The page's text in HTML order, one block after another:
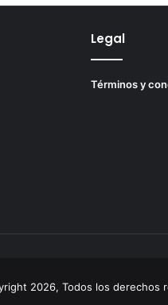
Legal
Términos y
2026, Todos los derechos